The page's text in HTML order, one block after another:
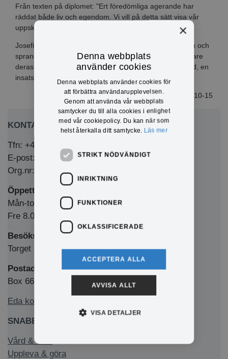
Från texten på diplomet: "Ert föredömliga agerande har
räddat både liv och egendom. Vi vill på detta sätt visa vår
uppskattning och tacka för rådigt ingripande."
Josefina och Allie såg röken när de var på väg till skolan och
sprang genast till huset för att väcka sin granne. Tack vare
deras snabba agerande kunde grannen ta sig ut oskadd, en
insats som verkligen visar mod och handlingskraft!
2025-10-15
KONTAKTA OSS
Tfn: +46 (0)571-281 00
E-post: kommun@eda.se
Org.nr: 212000-1769
Öppettider Medborgarkontor/växel
Mån-tors 8.00-12.00 & 13.00-16.00
Fre 8.00-12.00 & 13.00-15.00
Besöksadress
Torget 1, 673 32 Charlottenberg
Postadress
Box 66, 673 22 Charlottenberg
Eda kommun på Facebook
SNABBLÄNKAR
Vård & stöd
Uppleva & göra
×
Denna webbplats
använder cookies
Denna webbplats använder cookies för
att förbättra användarupplevelsen.
Genom att använda vår webbplats
samtycker du till alla cookies i enlighet
med vår cookiepolicy. Du kan när som
helst återkalla ditt samtycke. Läs mer
STRIKT NÖDVÄNDIGT
INRIKTNING
FUNKTIONER
OKLASSIFICERADE
ACCEPTERA ALLA
AVVISA ALLT
VISA DETALJER